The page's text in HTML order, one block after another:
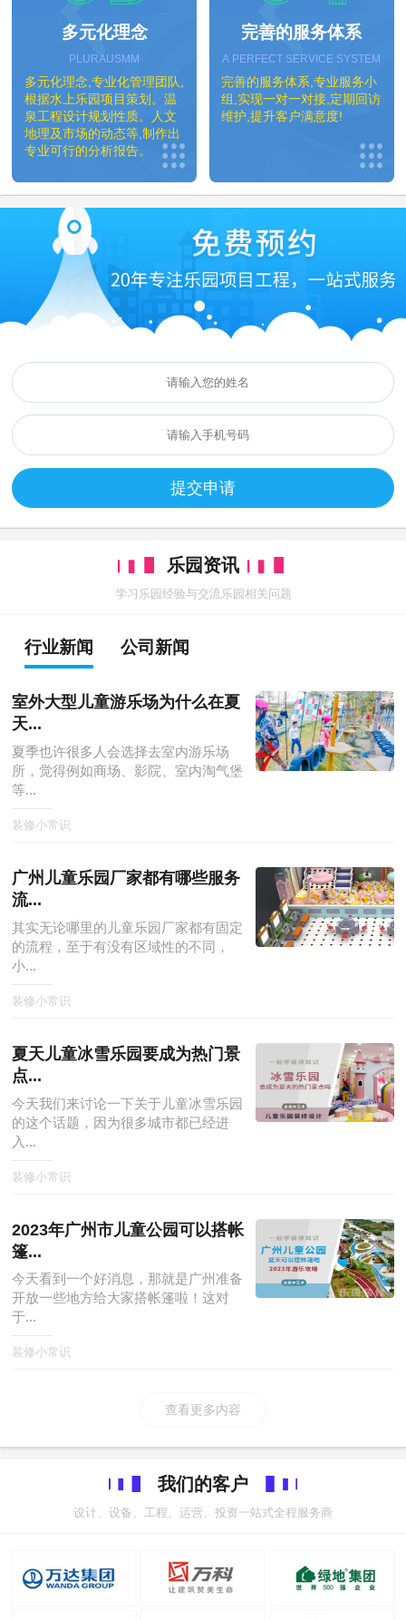
多元化理念
PLURAUSMM
多元化理念,专业化管理团队,
根据水上乐园项目策划。温
泉工程设计规划性质。人文
地理及市场的动态等,制作出
专业可行的分析报告。
完善的服务体系
A PERFECT SERVICE SYSTEM
完善的服务体系,专业服务小
组,实现一对一对接,定期回访
维护,提升客户满意度!
提交申请
乐园资讯
学习乐园经验与交流乐园相关问题
行业新闻 公司新闻
室外大型儿童游乐场为什么在夏
天...
夏季也许很多人会选择去室内游乐场
所，觉得例如商场、影院、室内淘气堡
等...
装修小常识
广州儿童乐园厂家都有哪些服务
流...
其实无论哪里的儿童乐园厂家都有固定
的流程，至于有没有区域性的不同，
小...
装修小常识
夏天儿童冰雪乐园要成为热门景
点...
今天我们来讨论一下关于儿童冰雪乐园
的这个话题，因为很多城市都已经进
入...
装修小常识
2023年广州市儿童公园可以搭帐
篷...
今天看到一个好消息，那就是广州准备
开放一些地方给大家搭帐篷啦！这对
于...
装修小常识
查看更多内容
我们的客户
设计、设备、工程、运营、投资一站式全程服务商